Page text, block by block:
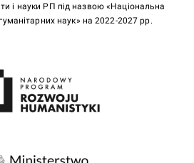
і науки РП під назвою «Національна
наук» на 2022-2027 рр.